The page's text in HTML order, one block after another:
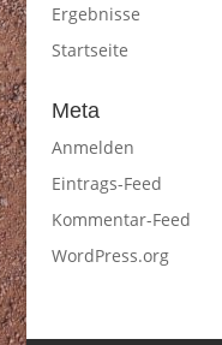
Ergebnisse
Startseite
Meta
Anmelden
Eintrags-Feed
Kommentar-Feed
WordPress.org